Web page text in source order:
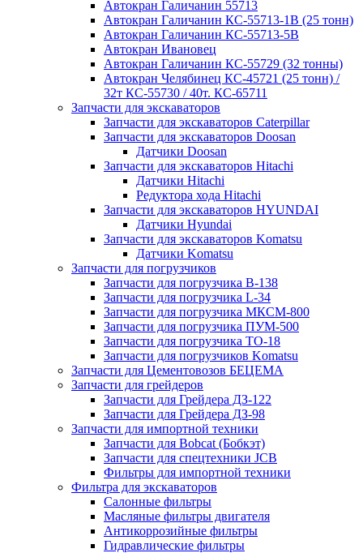
Автокран Галичанин 55713
Автокран Галичанин КС-55713-1В (25 тонн)
Автокран Галичанин КС-55713-5В
Автокран Ивановец
Автокран Галичанин КС-55729 (32 тонны)
Автокран Челябинец КС-45721 (25 тонн) /
32т КС-55730 / 40т. КС-65711
Запчасти для экскаваторов
Запчасти для экскаваторов Caterpillar
Запчасти для экскаваторов Doosan
Датчики Doosan
Запчасти для экскаваторов Hitachi
Датчики Hitachi
Редуктора хода Hitachi
Запчасти для экскаваторов HYUNDAI
Датчики Hyundai
Запчасти для экскаваторов Komatsu
Датчики Komatsu
Запчасти для погрузчиков
Запчасти для погрузчика B-138
Запчасти для погрузчика L-34
Запчасти для погрузчика МКСМ-800
Запчасти для погрузчика ПУМ-500
Запчасти для погрузчика ТО-18
Запчасти для погрузчиков Komatsu
Запчасти для Цементовозов БЕЦЕМА
Запчасти для грейдеров
Запчасти для Грейдера ДЗ-122
Запчасти для Грейдера ДЗ-98
Запчасти для импортной техники
Запчасти для Bobcat (Бобкэт)
Запчасти для спецтехники JCB
Фильтры для импортной техники
Фильтра для экскаваторов
Салонные фильтры
Масляные фильтры двигателя
Антикоррозийные фильтры
Гидравлические фильтры